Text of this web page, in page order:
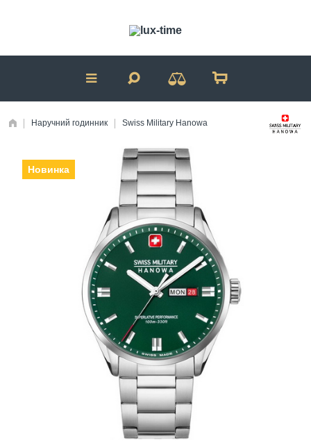
Наручний годинник Swiss Military Hanowa
Новинка